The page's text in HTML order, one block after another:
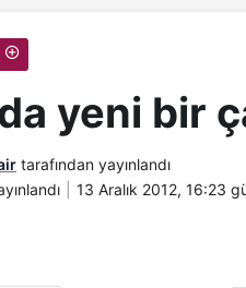
yeni bir
tarafından yayınlandı
13 Aralık 2012, 16:23